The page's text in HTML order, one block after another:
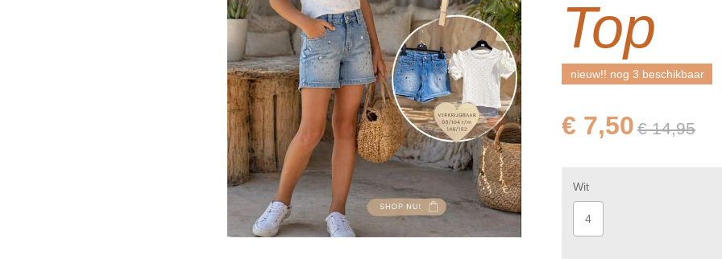
Top
nieuw!! nog 3 beschikbaar
€ 7,50 € 14,95
Wit
4